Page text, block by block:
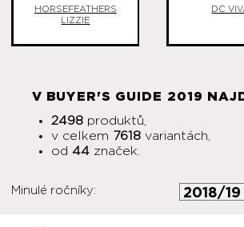
HORSEFEATHERS
LIZZIE
DC
V BUYER'S GUIDE 2019
2498 produktů,
v celkem 7618 variantách,
od 44 značek.
Minulé ročníky: